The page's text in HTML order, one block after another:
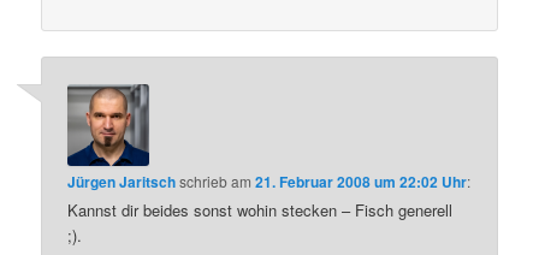
Jürgen Jaritschschriebam21. Februar 2008 um 22:02 Uhr:
Kannst dir beides sonst wohin stecken – Fisch generell
;).